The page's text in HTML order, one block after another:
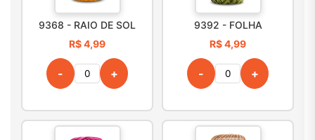
9368 - RAIO DE SOL
R$ 4,99
- +
9392 - FOLHA
R$ 4,99
- +